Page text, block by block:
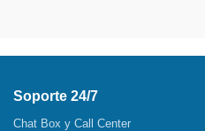
Soporte 24/7
Chat Box y Call Center